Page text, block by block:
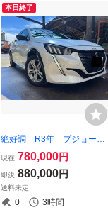
本日終了
絶好調 R3年 プジョー 2
08 GT ハーフレザー アンビ
エントライト スポーツモー
ドLEDライト 360°カメラ
車検R10年4月 即乗り車
現在 780,000円
即決 880,000円
送料未定
0 3時間